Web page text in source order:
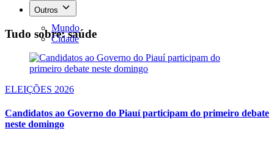
Outros
Mundo
Cidade
Tudo sobre: saúde
ELEIÇÕES 2026
Candidatos ao Governo do Piauí participam do primeiro debate
neste domingo